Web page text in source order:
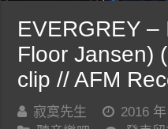
EVERGREY –
Floor Jansen)
clip // AFM
寂寞先生
2016